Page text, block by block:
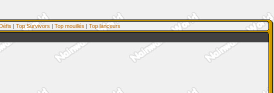
Défis | Top Survivors | Top mouillés | Top lanceurs